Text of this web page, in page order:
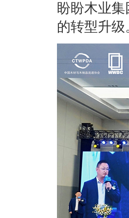
盼盼木业
的转型升级